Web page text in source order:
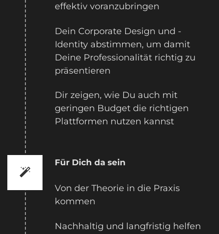
effektiv voranzubringen
Dein Corporate Design und -
Identity abstimmen, um damit
Deine Professionalität richtig zu
präsentieren
Dir zeigen, wie Du auch mit
geringen Budget die richtigen
Plattformen nutzen kannst
Für Dich da sein
Von der Theorie in die Praxis
kommen
Nachhaltig und langfristig helfen